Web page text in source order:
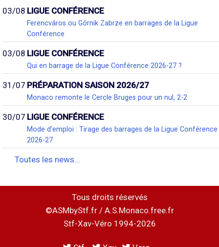
03/08 LIGUE CONFÉRENCE
Ferencváros ou Górnik Zabrze en barrages de la Ligue
Conférence
03/08 LIGUE CONFÉRENCE
Qui en barrage de la Ligue Conférence 2026-27 ?
31/07 PRÉPARATION SAISON 2026/27
Monaco remonte le Cercle Bruges pour un nul, 2-2
30/07 LIGUE CONFÉRENCE
Mode d'emploi : Tirage des barrages de la Ligue Conférence
2026-27
Toutes les news...
Tous droits réservés
©ASMbyStf.fr / A.S.Monaco.free.fr
Stf-Xav-Véro 1994-2026